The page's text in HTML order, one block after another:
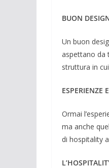
BUON
Un buon
aspettano da
struttura in
ESPERIENZE
Ormai
ma anche
di hospitality